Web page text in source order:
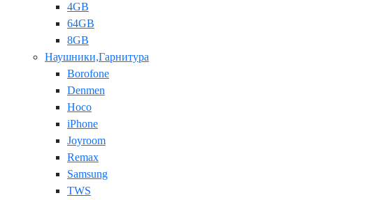
4GB
64GB
8GB
Наушники,Гарнитура
Borofone
Denmen
Hoco
iPhone
Joyroom
Remax
Samsung
TWS